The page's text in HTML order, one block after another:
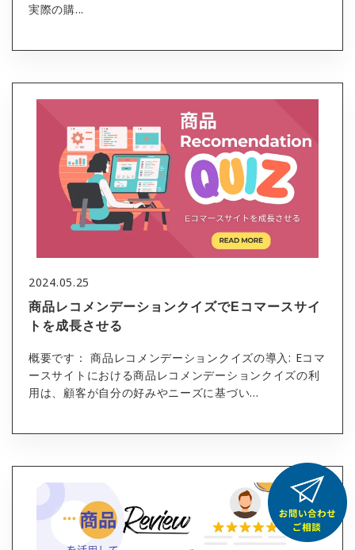
実際の購...
2024.05.25
商品レコメンデーションクイズでEコマースサイ
トを成長させる
概要です： 商品レコメンデーションクイズの導入: Eコマ
ースサイトにおける商品レコメンデーションクイズの利
用は、顧客が自分の好みやニーズに基づい...